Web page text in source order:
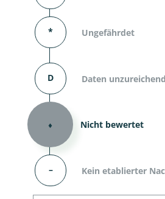
* Ungefährdet
D Daten unzureichend
⬧ Nicht bewertet
– Kein etablierter